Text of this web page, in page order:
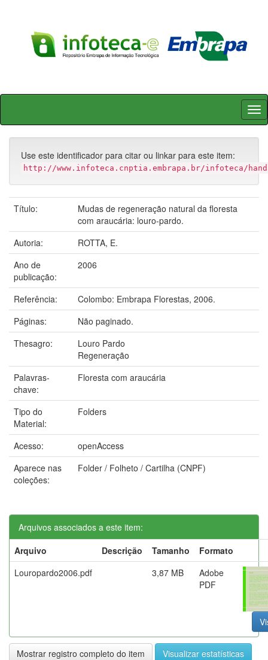
Skip
Use este identificador para citar ou linkar para este item:
http://www.infoteca.cnptia.embrapa.br/infoteca/
Título:
Mudas de regeneração natural da floresta
com araucária: louro-pardo.
Autoria:
ROTTA, E.
Ano de
publicação:
2006
Referência:
Colombo: Embrapa Florestas, 2006.
Páginas:
Não paginado.
Thesagro:
Louro Pardo
Regeneração
Palavras-
chave:
Floresta com araucária
Tipo do
Material:
Folders
Acesso:
openAccess
Aparece nas
coleções:
Folder / Folheto / Cartilha (CNPF)
Arquivos associados a este item:
Arquivo
Descrição Tamanho
Formato
Louropardo2006.pdf
3,87 MB
Adobe
PDF
Mostrar registro completo do item Visualizar estatísticas